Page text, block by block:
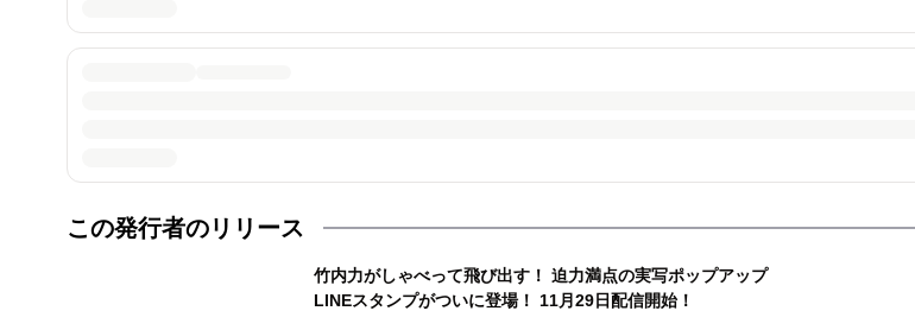
この発行者のリリース
竹内力がしゃべって飛び出す！ 迫力満点の実写ポップアップ
LINEスタンプがついに登場！ 11月29日配信開始！